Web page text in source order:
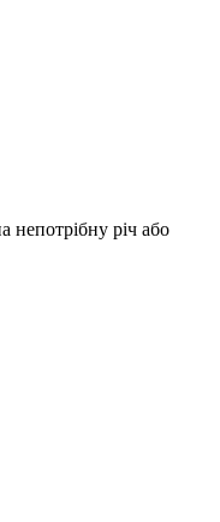
непотрібну річ або